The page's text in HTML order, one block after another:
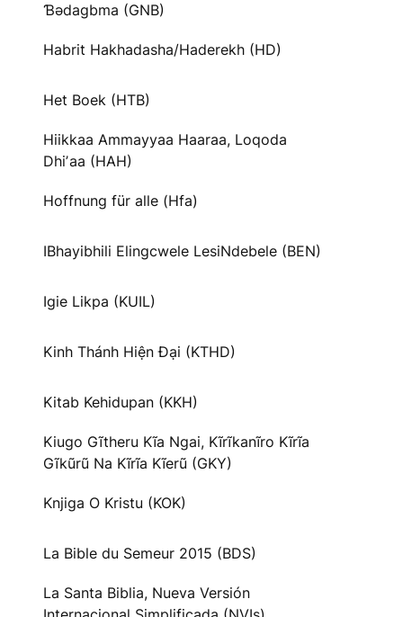
Ɓədagbma (GNB)
Habrit Hakhadasha/Haderekh (HD)
Het Boek (HTB)
Hiikkaa Ammayyaa Haaraa, Loqoda
Dhiʼaa (HAH)
Hoffnung für alle (Hfa)
IBhayibhili Elingcwele LesiNdebele (BEN)
Igie Likpa (KUIL)
Kinh Thánh Hiện Đại (KTHD)
Kitab Kehidupan (KKH)
Kiugo Gĩtheru Kĩa Ngai, Kĩrĩkanĩro Kĩrĩa
Gĩkũrũ Na Kĩrĩa Kĩerũ (GKY)
Knjiga O Kristu (KOK)
La Bible du Semeur 2015 (BDS)
La Santa Biblia, Nueva Versión